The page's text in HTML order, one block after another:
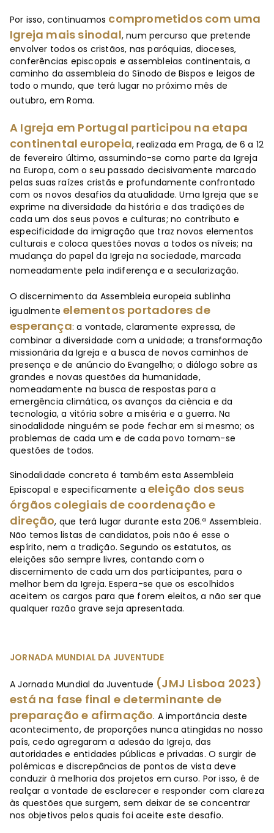
Por isso, continuamos comprometidos com uma
Igreja mais sinodal, num percurso que pretende
envolver todos os cristãos, nas paróquias, dioceses,
conferências episcopais e assembleias continentais, a
caminho da assembleia do Sínodo de Bispos e leigos de
todo o mundo, que terá lugar no próximo mês de
outubro, em Roma.
A Igreja em Portugal participou na etapa
continental europeia, realizada em Praga, de 6 a 12
de fevereiro último, assumindo-se como parte da Igreja
na Europa, com o seu passado decisivamente marcado
pelas suas raízes cristãs e profundamente confrontado
com os novos desafios da atualidade. Uma Igreja que se
exprime na diversidade da história e das tradições de
cada um dos seus povos e culturas; no contributo e
especificidade da imigração que traz novos elementos
culturais e coloca questões novas a todos os níveis; na
mudança do papel da Igreja na sociedade, marcada
nomeadamente pela indiferença e a secularização.
O discernimento da Assembleia europeia sublinha
igualmenteelementos portadores de
esperança: a vontade, claramente expressa, de
combinar a diversidade com a unidade; a transformação
missionária da Igreja e a busca de novos caminhos de
presença e de anúncio do Evangelho; o diálogo sobre as
grandes e novas questões da humanidade,
nomeadamente na busca de respostas para a
emergência climática, os avanços da ciência e da
tecnologia, a vitória sobre a miséria e a guerra. Na
sinodalidade ninguém se pode fechar em si mesmo; os
problemas de cada um e de cada povo tornam-se
questões de todos.
Sinodalidade concreta é também esta Assembleia
Episcopal e especificamente a eleição dos seus
órgãos colegiais de coordenação e
direção, que terá lugar durante esta 206.ª Assembleia.
Não temos listas de candidatos, pois não é esse o
espírito, nem a tradição. Segundo os estatutos, as
eleições são sempre livres, contando com o
discernimento de cada um dos participantes, para o
melhor bem da Igreja. Espera-se que os escolhidos
aceitem os cargos para que forem eleitos, a não ser que
qualquer razão grave seja apresentada.
JORNADA MUNDIAL DA JUVENTUDE
A Jornada Mundial da Juventude (JMJ Lisboa 2023)
está na fase final e determinante de
preparação e afirmação. A importância deste
acontecimento, de proporções nunca atingidas no nosso
país, cedo agregaram a adesão da Igreja, das
autoridades e entidades públicas e privadas. O surgir de
polémicas e discrepâncias de pontos de vista deve
conduzir à melhoria dos projetos em curso. Por isso, é de
realçar a vontade de esclarecer e responder com clareza
às questões que surgem, sem deixar de se concentrar
nos objetivos pelos quais foi aceite este desafio.